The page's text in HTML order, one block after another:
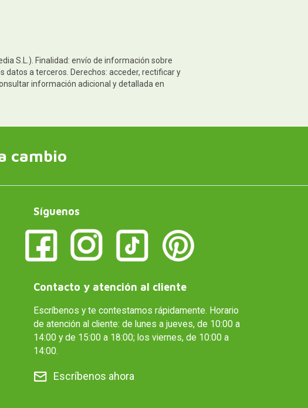
S.L.). Finalidad: envío de información sobre
a terceros. Derechos: acceder, rectificar y
información adicional y detallada en
cambio
Síguenos
Contacto y atención al cliente
Escríbenos y te contestamos rápidamente. Horario
de atención al cliente: de lunes a jueves, de 10:00 a
14:00 y de 15:00 a 18:00; los viernes, de 10:00 a
14:00.
Escríbenos ahora